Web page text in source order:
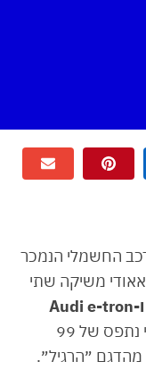
החשמלי הנמכר
מ-600 מסירות, אאודי משיקה שתי
Audi e-tron S ו-Audi e-tron
עם מומנט כמעט בלתי נתפס של 99
כ״ס, שיפור של 96 כ״ס מהדגם ״הרגיל״.